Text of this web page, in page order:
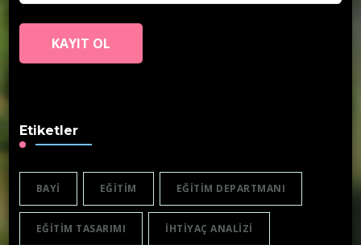
Etiketler
BAYI EĞITIM EĞITIM DEPARTMANI
EĞITIM TASARIMI IHTIYAÇ ANALIZI